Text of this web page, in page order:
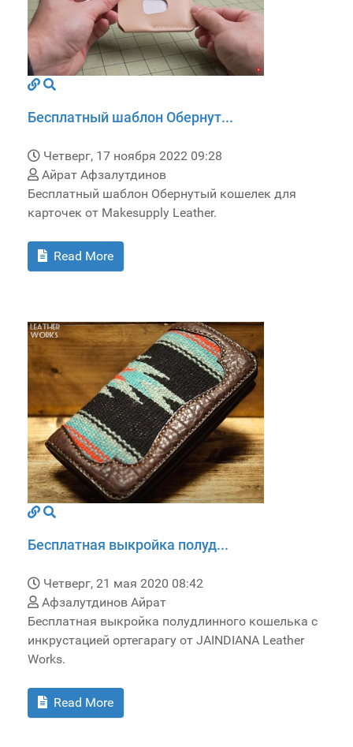
Бесплатный шаблон Обернут...
Четверг, 17 ноября 2022 09:28
Айрат Афзалутдинов
Бесплатный шаблон Обернутый кошелек для
карточек от Makesupply Leather.
Read More
Бесплатная выкройка полуд...
Четверг, 21 мая 2020 08:42
Афзалутдинов Айрат
Бесплатная выкройка полудлинного кошелька с
инкрустацией ортегарагу от JAINDIANA Leather
Works.
Read More